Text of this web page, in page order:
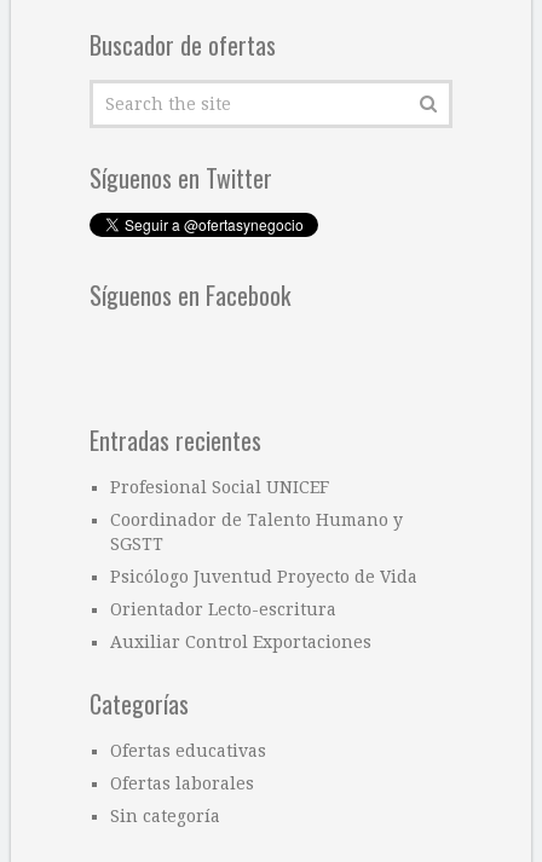
Buscador de ofertas
Síguenos en Twitter
Síguenos en Facebook
Entradas recientes
Profesional Social UNICEF
Coordinador de Talento Humano y
SGSTT
Psicólogo Juventud Proyecto de Vida
Orientador Lecto-escritura
Auxiliar Control Exportaciones
Categorías
Ofertas educativas
Ofertas laborales
Sin categoría